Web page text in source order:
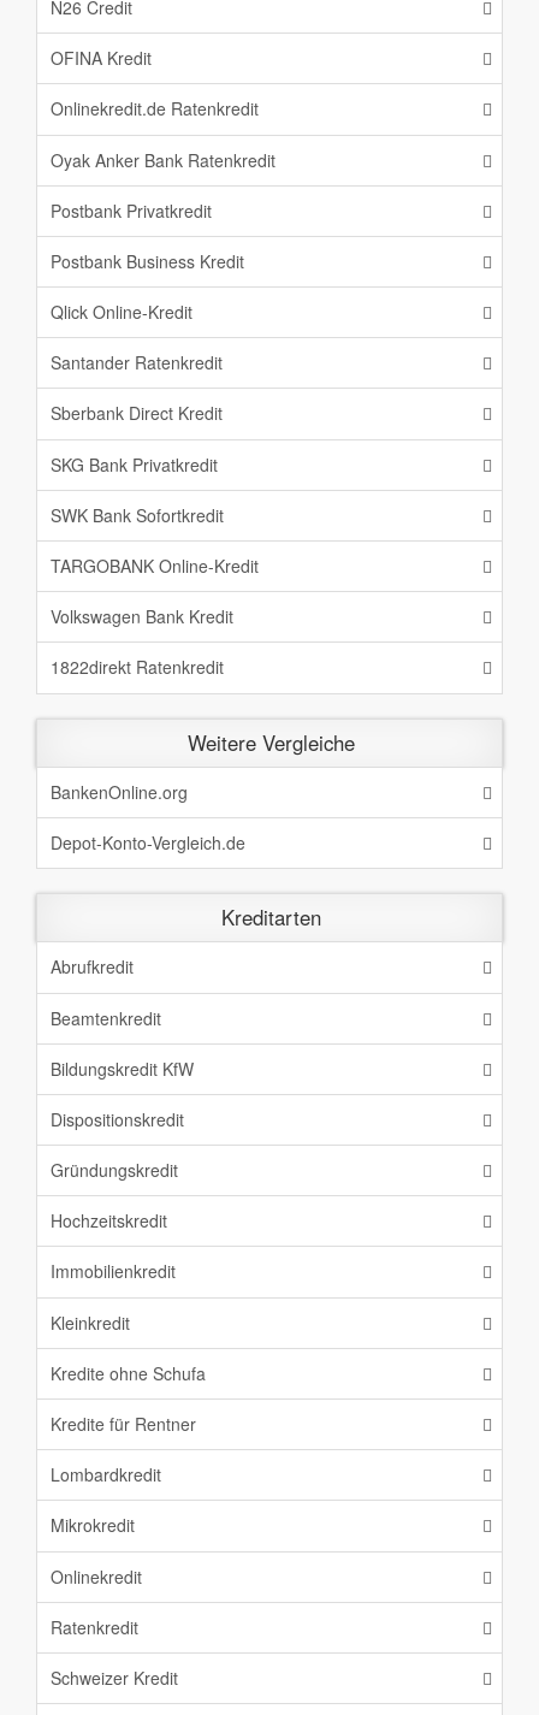
N26 Credit
OFINA Kredit
Onlinekredit.de Ratenkredit
Oyak Anker Bank Ratenkredit
Postbank Privatkredit
Postbank Business Kredit
Qlick Online-Kredit
Santander Ratenkredit
Sberbank Direct Kredit
SKG Bank Privatkredit
SWK Bank Sofortkredit
TARGOBANK Online-Kredit
Volkswagen Bank Kredit
1822direkt Ratenkredit
Weitere Vergleiche
BankenOnline.org
Depot-Konto-Vergleich.de
Kreditarten
Abrufkredit
Beamtenkredit
Bildungskredit KfW
Dispositionskredit
Gründungskredit
Hochzeitskredit
Immobilienkredit
Kleinkredit
Kredite ohne Schufa
Kredite für Rentner
Lombardkredit
Mikrokredit
Onlinekredit
Ratenkredit
Schweizer Kredit